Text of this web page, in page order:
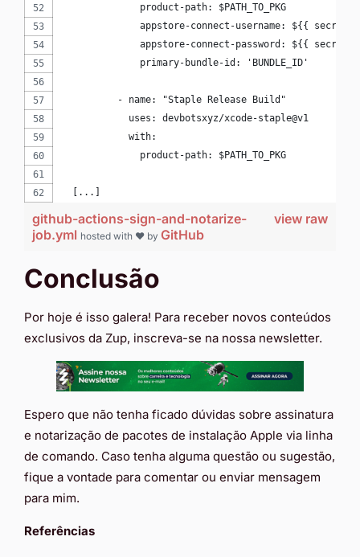
              product-path: $PATH_TO_PKG
appstore-connect-username: ${{
appstore-connect-password: ${{
              primary-bundle-id: 'BUNDLE_ID'
          - name: "Staple Release Build"
            uses: devbotsxyz/xcode-staple@v1
            with:
              product-path: $PATH_TO_PKG
  [...]
view raw
github-actions-sign-and-notarize-
job.yml hosted with ❤ by GitHub
Conclusão
Por hoje é isso galera! Para receber novos conteúdos
exclusivos da Zup, inscreva-se na nossa newsletter.
Espero que não tenha ficado dúvidas sobre assinatura
e notarização de pacotes de instalação Apple via linha
de comando. Caso tenha alguma questão ou sugestão,
fique a vontade para comentar ou enviar mensagem
para mim.
Referências